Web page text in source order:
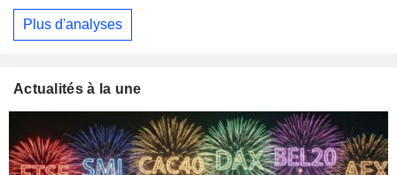
Plus d'analyses
Actualités à la une